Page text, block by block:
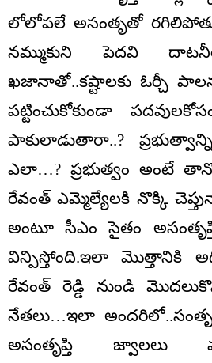
లోలోపలే అసంతృతో
న‌మ్ముకుని పెద‌వి
ఖ‌జానాతో..క‌ష్టాల‌కు ఓర్చీ
ప‌ట్టించుకోకుండా
పాకులాడుతారా..?
ఎలా…? ప్రభుత్వం అంటే
రేవంత్ ఎమ్మెల్యేలకి నొక్కి
అంటూ సీఎం సైతం
విన్పిస్తోంది.ఇలా మొత్తానికి
రేవంత్ రెడ్డి నుండి
నేత‌లు…ఇలా
అసంతృప్తి జ్వాల‌లు